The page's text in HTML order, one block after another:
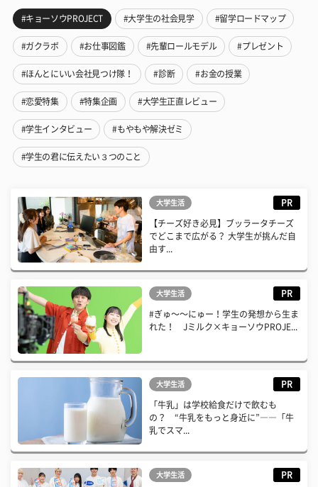
#キョーソウPROJECT #大学生の社会見学 #留学ロードマップ
#ガクラボ #お仕事図鑑 #先輩ロールモデル #プレゼント
#ほんとにいい会社見つけ隊！ #診断 #お金の授業
#恋愛特集 #特集企画 #大学生正直レビュー
#学生インタビュー #もやもや解決ゼミ
#学生の君に伝えたい３つのこと
大学生活 PR
【チーズ好き必見】ブッラータチーズ
でどこまで広がる？ 大学生が挑んだ自
由す...
大学生活 PR
#ぎゅ〜〜にゅー！学生の発想から生ま
れた！ Jミルク×キョーソウPROJE...
大学生活 PR
「牛乳」は学校給食だけで飲むも
の？ “牛乳をもっと身近に”――「牛
乳でスマ...
大学生活 PR